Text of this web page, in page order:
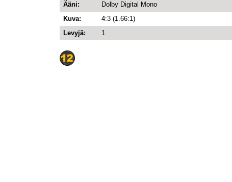
Ääni:
Dolby Digital Mono
Kuva:
4:3 (1.66:1)
Levyjä:
1